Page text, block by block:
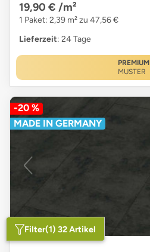
19,90 € /m²
1 Paket: 2,39 m² zu 47,56 €
Lieferzeit: 24 Tage
PREMIUM
MUSTER
-20 %
MADE IN GERMANY
Filter(1) 32 Artikel